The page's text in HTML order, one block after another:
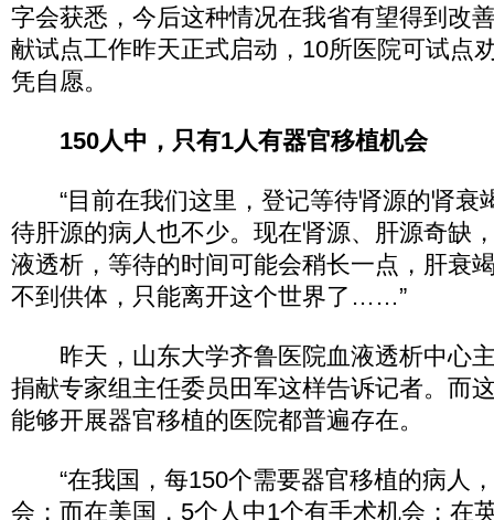
字会获悉，今后这种情况在我省有望得到改
献试点工作昨天正式启动，10所医院可试点
凭自愿。
150人中，只有1人有器官移植机会
“目前在我们这里，登记等待肾源的肾衰
待肝源的病人也不少。现在肾源、肝源奇缺
液透析，等待的时间可能会稍长一点，肝衰
不到供体，只能离开这个世界了……”
昨天，山东大学齐鲁医院血液透析中心
捐献专家组主任委员田军这样告诉记者。而
能够开展器官移植的医院都普遍存在。
“在我国，每150个需要器官移植的病人
会；而在美国，5个人中1个有手术机会；在